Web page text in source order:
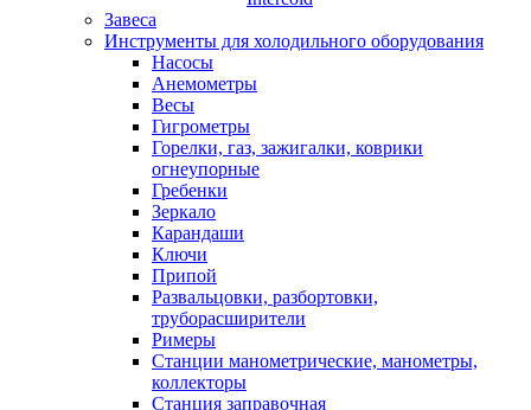
Завеса
Инструменты для холодильного оборудования
Насосы
Анемометры
Весы
Гигрометры
Горелки, газ, зажигалки, коврики
огнеупорные
Гребенки
Зеркало
Карандаши
Ключи
Припой
Развальцовки, разбортовки,
труборасширители
Римеры
Станции манометрические, манометры,
коллекторы
Станция заправочная